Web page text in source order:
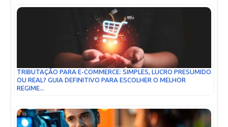
TRIBUTAÇÃO PARA E-COMMERCE: SIMPLES, LUCRO PRESUMIDO
OU REAL? GUIA DEFINITIVO PARA ESCOLHER O MELHOR
REGIME...